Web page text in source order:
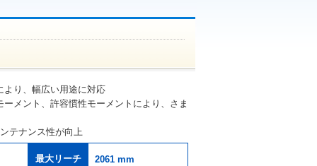
より、幅広い用途に対応
メント、許容慣性モーメントにより、さま
テナンス性が向上
最大リーチ 2061 mm